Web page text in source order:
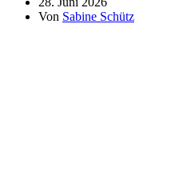
Von Sabine Schütz